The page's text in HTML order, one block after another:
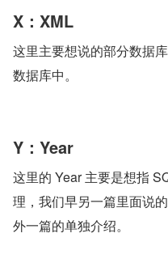
X：XML
这里主要想说的部分数据
数据库中。
Y：Year
这里的 Year 主要是想指
理，我们早另一篇里面说
外一篇的单独介绍。